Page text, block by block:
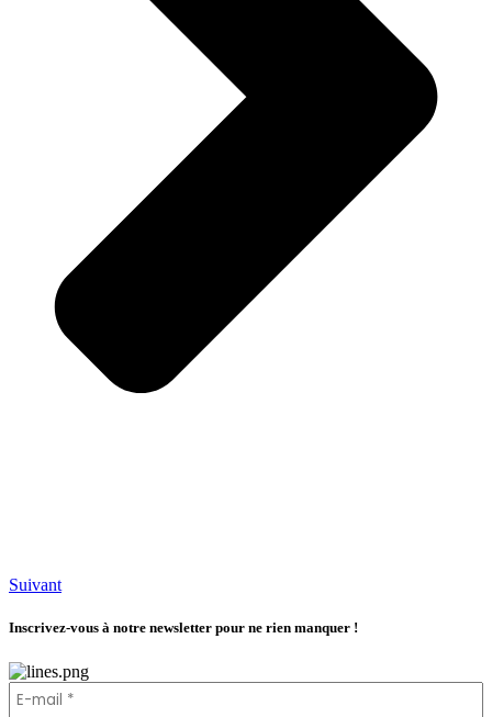
Suivant
Inscrivez-vous à notre newsletter pour ne rien manquer !